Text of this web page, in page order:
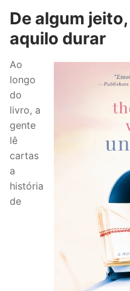
De algum
aquilo durar
Ao
longo
do
livro, a
gente
lê
cartas
a
história
de